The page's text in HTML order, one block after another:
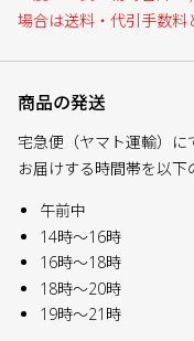
場合は送料・代引手数料
商品の発送
宅急便（ヤマト運輸）に
お届けする時間帯を以下
午前中
14時～16時
16時～18時
18時～20時
19時～21時